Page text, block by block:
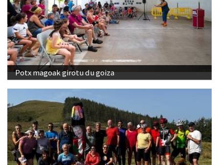
Potx magoak girotu du goiza